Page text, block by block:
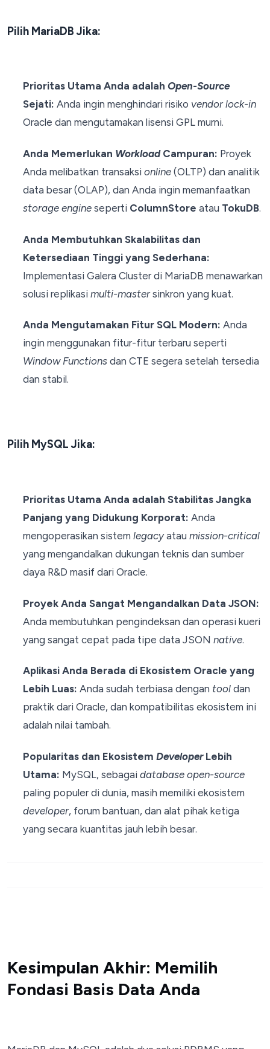
Pilih MariaDB Jika:
Prioritas Utama Anda adalah Open-Source
Sejati: Anda ingin menghindari risiko vendor lock-in
Oracle dan mengutamakan lisensi GPL murni.
Anda Memerlukan WorkloadCampuran: Proyek
Anda melibatkan transaksi online(OLTP) dan analitik
data besar (OLAP), dan Anda ingin memanfaatkan
storage engineseperti ColumnStore atau TokuDB.
Anda Membutuhkan Skalabilitas dan
Ketersediaan Tinggi yang Sederhana:
Implementasi Galera Cluster di MariaDB menawarkan
solusi replikasi multi-mastersinkron yang kuat.
Anda Mengutamakan Fitur SQL Modern: Anda
ingin menggunakan fitur-fitur terbaru seperti
Window Functionsdan CTE segera setelah tersedia
dan stabil.
Pilih MySQL Jika:
Prioritas Utama Anda adalah Stabilitas Jangka
Panjang yang Didukung Korporat: Anda
mengoperasikan sistem legacyatau mission-critical
yang mengandalkan dukungan teknis dan sumber
daya R&D masif dari Oracle.
Proyek Anda Sangat Mengandalkan Data JSON:
Anda membutuhkan pengindeksan dan operasi kueri
yang sangat cepat pada tipe data JSON native.
Aplikasi Anda Berada di Ekosistem Oracle yang
Lebih Luas: Anda sudah terbiasa dengan tooldan
praktik dari Oracle, dan kompatibilitas ekosistem ini
adalah nilai tambah.
Popularitas dan Ekosistem DeveloperLebih
Utama: MySQL, sebagai database open-source
paling populer di dunia, masih memiliki ekosistem
developer, forum bantuan, dan alat pihak ketiga
yang secara kuantitas jauh lebih besar.
Kesimpulan Akhir: Memilih
Fondasi Basis Data Anda